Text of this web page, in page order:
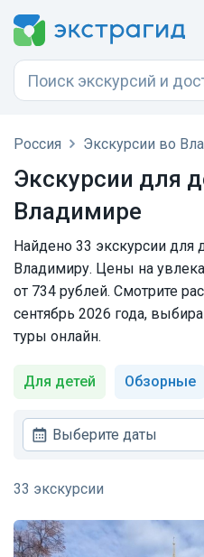
Россия Экскурсии во
Экскурсии для
Владимире
Найдено 33 экскурсии для
Владимиру. Цены на
от 734 рублей. Смотрите
сентябрь 2026 года,
туры онлайн.
Для детей Обзорные
Выберите даты